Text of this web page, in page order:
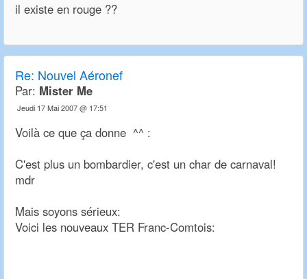
il existe en rouge ??
Re: Nouvel Aéronef
Par: Mister Me
Jeudi 17 Mai 2007 @ 17:51
Voilà ce que ça donne ^^ :
C'est plus un bombardier, c'est un char de carnaval!
mdr
Mais soyons sérieux:
Voici les nouveaux TER Franc-Comtois: